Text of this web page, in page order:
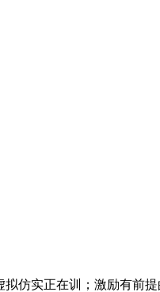
实正在训；激励有前